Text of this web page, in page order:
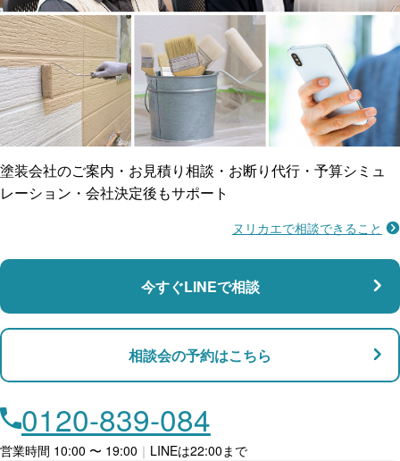
塗装会社のご案内・お見積り相談・お断り代行・予算シミュ
レーション・会社決定後もサポート
ヌリカエで相談できること
今すぐLINEで相談
相談会の予約はこちら
0120-839-084
営業時間 10:00 〜 19:00 ｜ LINEは22:00まで